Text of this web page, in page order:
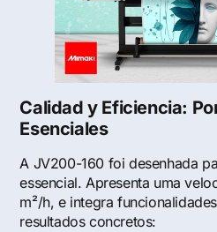
Calidad y Eficiencia:
Esenciales
A JV200-160 foi desenhada
essencial. Apresenta uma
m²/h, e integra
resultados concretos: